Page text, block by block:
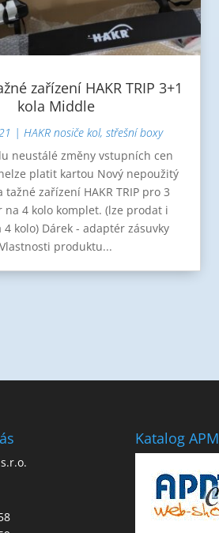
zařízení HAKR TRIP 3+1
kola Middle
| HAKR nosiče kol, střešní boxy
neustálé změny vstupních cen
platit kartou Nový nepoužitý
tažné zařízení HAKR TRIP pro 3
na 4 kolo komplet. (lze prodat i
kolo) Dárek - adaptér zásuvky
produktu...
Katalog APM